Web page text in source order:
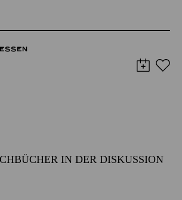
IN DER DISKUSSION